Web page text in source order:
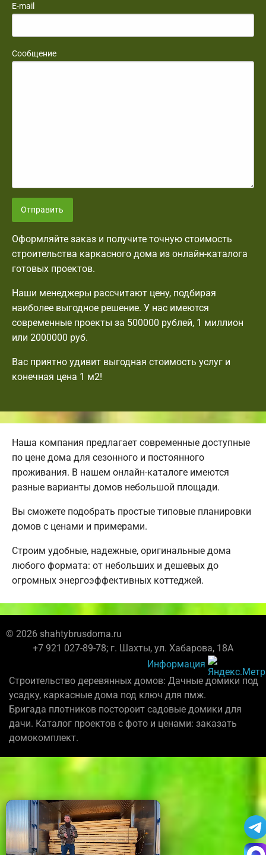
E-mail
Сообщение
Отправить
Оформляйте заказ и получите точную стоимость
строительства каркасного дома из онлайн-каталога
готовых проектов.
Наши менеджеры рассчитают цену, подбирая
наиболее выгодное решение. У нас имеются
современные проекты за 500000 рублей, 1 миллион
или 2000000 руб.
Вас приятно удивит выгодная стоимость услуг и
конечная цена 1 м2!
Наша компания предлагает современные доступные
по цене дома для сезонного и постоянного
проживания. В нашем онлайн-каталоге имеются
разные варианты домов небольшой площади.
Вы сможете подобрать простые типовые планировки
домов с ценами и примерами.
Строим удобные, надежные, оригинальные дома
любого формата: от небольших и дешевых до
огромных энергоэффективных коттеджей.
© 2026 shahtybrusdoma.ru
+7 921 027-89-78; г. Шахты, ул. Хабарова, 18А
Информация
Строительство деревянных домов: Дачные домики под
усадку, каркасные дома под ключ для пмж.
Бригада плотников постороит садовые домики для
дачи. Каталог проектов с фото и ценами: заказать
домокомплект.